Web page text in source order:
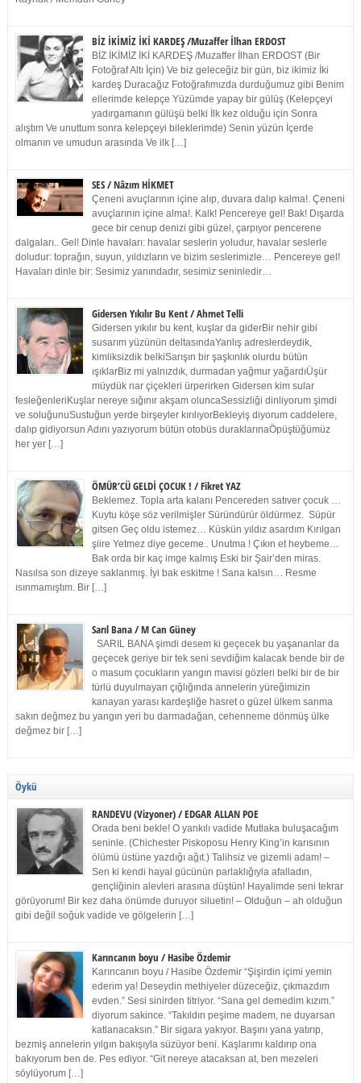
BİZ İKİMİZ İKİ KARDEŞ /Muzaffer İlhan ERDOST
BİZ İKİMİZ İKİ KARDEŞ /Muzaffer İlhan ERDOST (Bir
Fotoğraf Altı İçin) Ve biz geleceğiz bir gün, biz ikimiz İki
kardeş Duracağız Fotoğrafımızda durduğumuz gibi Benim
ellerimde kelepçe Yüzümde yapay bir gülüş (Kelepçeyi
yadırgamanın gülüşü belki İlk kez olduğu için Sonra
alıştım Ve unuttum sonra kelepçeyi bileklerimde) Senin yüzün İçerde
olmanın ve umudun arasında Ve ilk […]
SES / Nâzım HİKMET
Çeneni avuçlarının içine alıp, duvara dalıp kalma!. Çeneni
avuçlarının içine alma!. Kalk! Pencereye gel! Bak! Dışarda
gece bir cenup denizi gibi güzel, çarpıyor pencerene
dalgaları.. Gel! Dinle havaları: havalar seslerin yoludur, havalar seslerle
doludur: toprağın, suyun, yıldızların ve bizim seslerimizle… Pencereye gel!
Havaları dinle bir: Sesimiz yanındadır, sesimiz seninledir…
Gidersen Yıkılır Bu Kent / Ahmet Telli
Gidersen yıkılır bu kent, kuşlar da giderBir nehir gibi
susarım yüzünün deltasındaYanlış adreslerdeydik,
kimliksizdik belkiSarışın bir şaşkınlık olurdu bütün
ışıklarBiz mi yalnızdık, durmadan yağmur yağardıÜşür
müydük nar çiçekleri ürperirken Gidersen kim sular
fesleğenleriKuşlar nereye sığınır akşam oluncaSessizliği dinliyorum şimdi
ve soluğunuSustuğun yerde birşeyler kırılıyorBekleyiş diyorum caddelere,
dalıp gidiyorsun Adını yazıyorum bütün otobüs duraklarınaÖpüştüğümüz
her yer […]
ÖMÜR’CÜ GELDİ ÇOCUK ! / Fikret YAZ
Beklemez. Topla arta kalanı Pencereden satıver çocuk …
Kuytu köşe söz verilmişler Süründürür öldürmez. Süpür
gitsen Geç oldu istemez… Küskün yıldız asardım Kırılgan
şiire Yetmez diye geceme.. Unutma ! Çıkın et heybeme…
Bak orda bir kaç imge kalmış Eski bir Şair’den miras.
Nasılsa son dizeye saklanmış. İyi bak eskitme ! Sana kalsın… Resme
ısınmamıştım. Bir […]
Sarıl Bana / M Can Güney
SARIL BANA şimdi desem ki geçecek bu yaşananlar da
geçecek geriye bir tek seni sevdiğim kalacak bende bir de
o masum çocukların yangın mavisi gözleri belki bir de bir
türlü duyulmayan çığlığında annelerin yüreğimizin
kanayan yarası kardeşliğe hasret o güzel ülkem sanma
sakın değmez bu yangın yeri bu darmadağan, cehenneme dönmüş ülke
değmez bir […]
Öykü
RANDEVU (Vizyoner) / EDGAR ALLAN POE
Orada beni bekle! O yankılı vadide Mutlaka buluşacağım
seninle. (Chichester Piskoposu Henry King’in karısının
ölümü üstüne yazdığı ağıt.) Talihsiz ve gizemli adam! –
Sen ki kendi hayal gücünün parlaklığıyla afalladın,
gençliğinin alevleri arasına düştün! Hayalimde seni tekrar
görüyorum! Bir kez daha önümde duruyor siluetin! – Olduğun – ah olduğun
gibi değil soğuk vadide ve gölgelerin […]
Karıncanın boyu / Hasibe Özdemir
Karıncanın boyu / Hasibe Özdemir “Şişirdin içimi yemin
ederim ya! Deseydin methiyeler düzeceğiz, çıkmazdım
evden.” Sesi sinirden titriyor. “Sana gel demedim kızım.”
diyorum sakince. “Takıldın peşime madem, ne duyarsan
katlanacaksın.” Bir sigara yakıyor. Başını yana yatırıp,
bezmiş annelerin yılgın bakışıyla süzüyor beni. Kaşlarımı kaldırıp ona
bakıyorum ben de. Pes ediyor. “Git nereye atacaksan at, ben mezeleri
söylüyorum […]